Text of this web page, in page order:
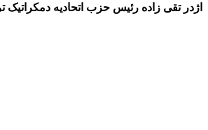
اژدر تقی زاده رئیس حزب اتحادیه دمکراتیک